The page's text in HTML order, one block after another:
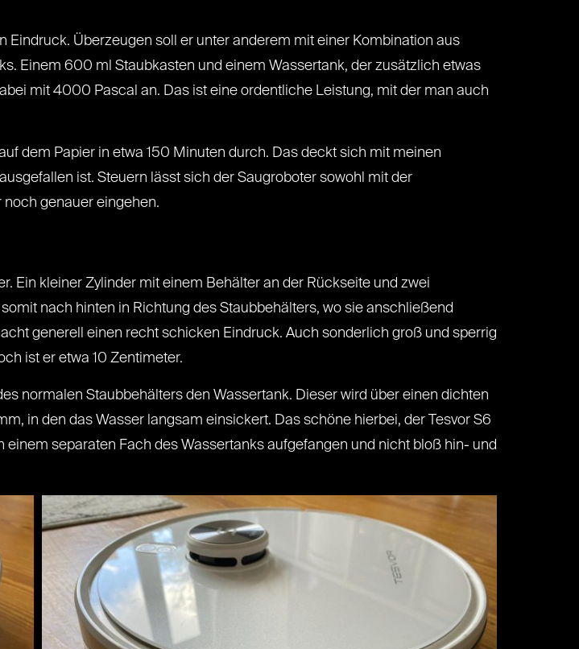
Eindruck. Überzeugen soll er unter anderem mit einer Kombination aus
Einem 600 ml Staubkasten und einem Wassertank, der zusätzlich etwas
mit 4000 Pascal an. Das ist eine ordentliche Leistung, mit der man auch
dem Papier in etwa 150 Minuten durch. Das deckt sich mit meinen
ist. Steuern lässt sich der Saugroboter sowohl mit der
genauer eingehen.
Ein kleiner Zylinder mit einem Behälter an der Rückseite und zwei
nach hinten in Richtung des Staubbehälters, wo sie anschließend
generell einen recht schicken Eindruck. Auch sonderlich groß und sperrig
ist er etwa 10 Zentimeter.
normalen Staubbehälters den Wassertank. Dieser wird über einen dichten
in den das Wasser langsam einsickert. Das schöne hierbei, der Tesvor S6
separaten Fach des Wassertanks aufgefangen und nicht bloß hin- und